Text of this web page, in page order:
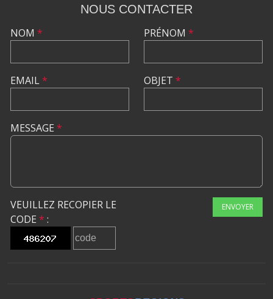
NOUS CONTACTER
NOM *
EMAIL*
PRÉNOM *
OBJET *
MESSAGE *
VEUILLEZ RECOPIER LE
CODE * :
ENVOYER